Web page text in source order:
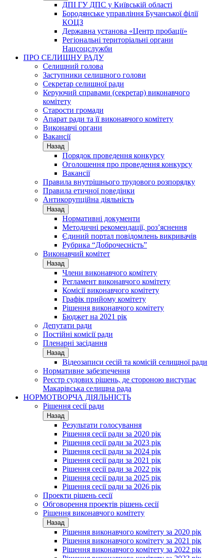
ДПІ ГУ ДПС у Київській області
Бородянське управління Бучанської філії
КОЦЗ
Державна установа «Центр пробації»
Регіональні територіальні органи
Нацсоцслужби
ПРО СЕЛИЩНУ РАДУ
Селищний голова
Заступники селищного голови
Секретар селищної ради
Керуючий справами (секретар) виконавчого
комітету
Старости громади
Апарат ради та її виконавчого комітету
Виконавчі органи
Вакансії
Назад
Порядок проведення конкурсу
Оголошення про проведення конкурсу
Вакансії
Правила внутрішнього трудового розпорядку
Правила етичної поведінки
Антикорупційна діяльність
Назад
Нормативні документи
Методичні рекомендації, роз’яснення
Єдиний портал повідомлень викривачів
Рубрика “Доброчесність”
Виконавчий комітет
Назад
Члени виконавчого комітету
Регламент виконавчого комітету
Комісії виконавчого комітету
Графік прийому комітету
Рішення виконавчого комітету
Бюджет на 2021 рік
Депутати ради
Постійні комісії ради
Пленарні засідання
Назад
Відеозаписи сесій та комісій селищної ради
Нормативне забезпечення
Реєстр судових рішень, де стороною виступає
Макарівська селищна рада
НОРМОТВОРЧА ДІЯЛЬНІСТЬ
Рішення сесії ради
Назад
Результати голосування
Рішення сесії ради за 2020 рік
Рішення сесії ради за 2023 рік
Рішення сесії ради за 2024 рік
Рішення сесії ради за 2021 рік
Рішення сесії ради за 2022 рік
Рішення сесії ради за 2025 рік
Рішення сесії ради за 2026 рік
Проекти рішень сесії
Обговорення проектів рішень сесії
Рішення виконавчого комітету
Назад
Рішення виконавчого комітету за 2020 рік
Рішення виконавчого комітету за 2021 рік
Рішення виконавчого комітету за 2022 рік